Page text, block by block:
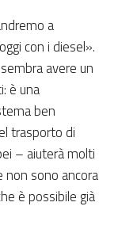
a
con i diesel».
avere un
è una
ben
trasporto di
– aiuterà molti
non sono ancora
è possibile già